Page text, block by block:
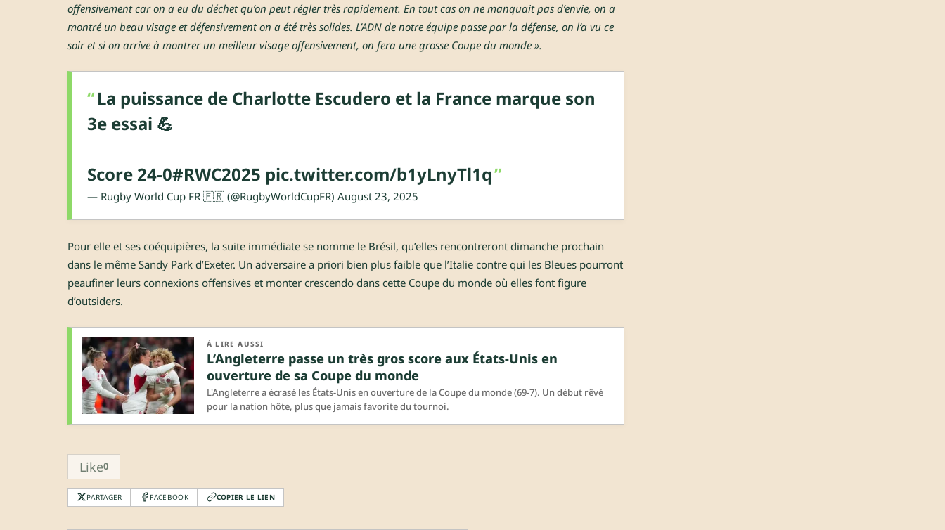
offensivement car on a eu du déchet qu’on peut régler très rapidement. En tout cas on ne manquait pas d’envie, on a
montré un beau visage et défensivement on a été très solides. L’ADN de notre équipe passe par la défense, on l’a vu ce
soir et si on arrive à montrer un meilleur visage offensivement, on fera une grosse Coupe du monde ».
La puissance de Charlotte Escudero et la France marque son
3e essai 💪
Score 24-0#RWC2025 pic.twitter.com/b1yLnyTl1q
— Rugby World Cup FR 🇫🇷 (@RugbyWorldCupFR) August 23, 2025
Pour elle et ses coéquipières, la suite immédiate se nomme le Brésil, qu’elles rencontreront dimanche prochain
dans le même Sandy Park d’Exeter. Un adversaire a priori bien plus faible que l’Italie contre qui les Bleues pourront
peaufiner leurs connexions offensives et monter crescendo dans cette Coupe du monde où elles font figure
d’outsiders.
À LIRE AUSSI
L’Angleterre passe un très gros score aux États-Unis en
ouverture de sa Coupe du monde
L'Angleterre a écrasé les États-Unis en ouverture de la Coupe du monde (69-7). Un début rêvé
pour la nation hôte, plus que jamais favorite du tournoi.
Like0
PARTAGER FACEBOOK COPIER LE LIEN